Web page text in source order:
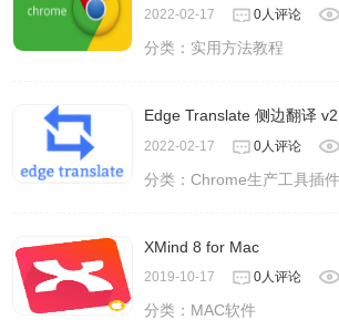
2022-02-17 0人评论
分类： 实用方法教程
Edge Translate 侧边翻译
2022-02-17 0人评论
分类：Chrome生产工具插件
XMind 8 for Mac
2019-10-17 0人评论
分类： MAC软件